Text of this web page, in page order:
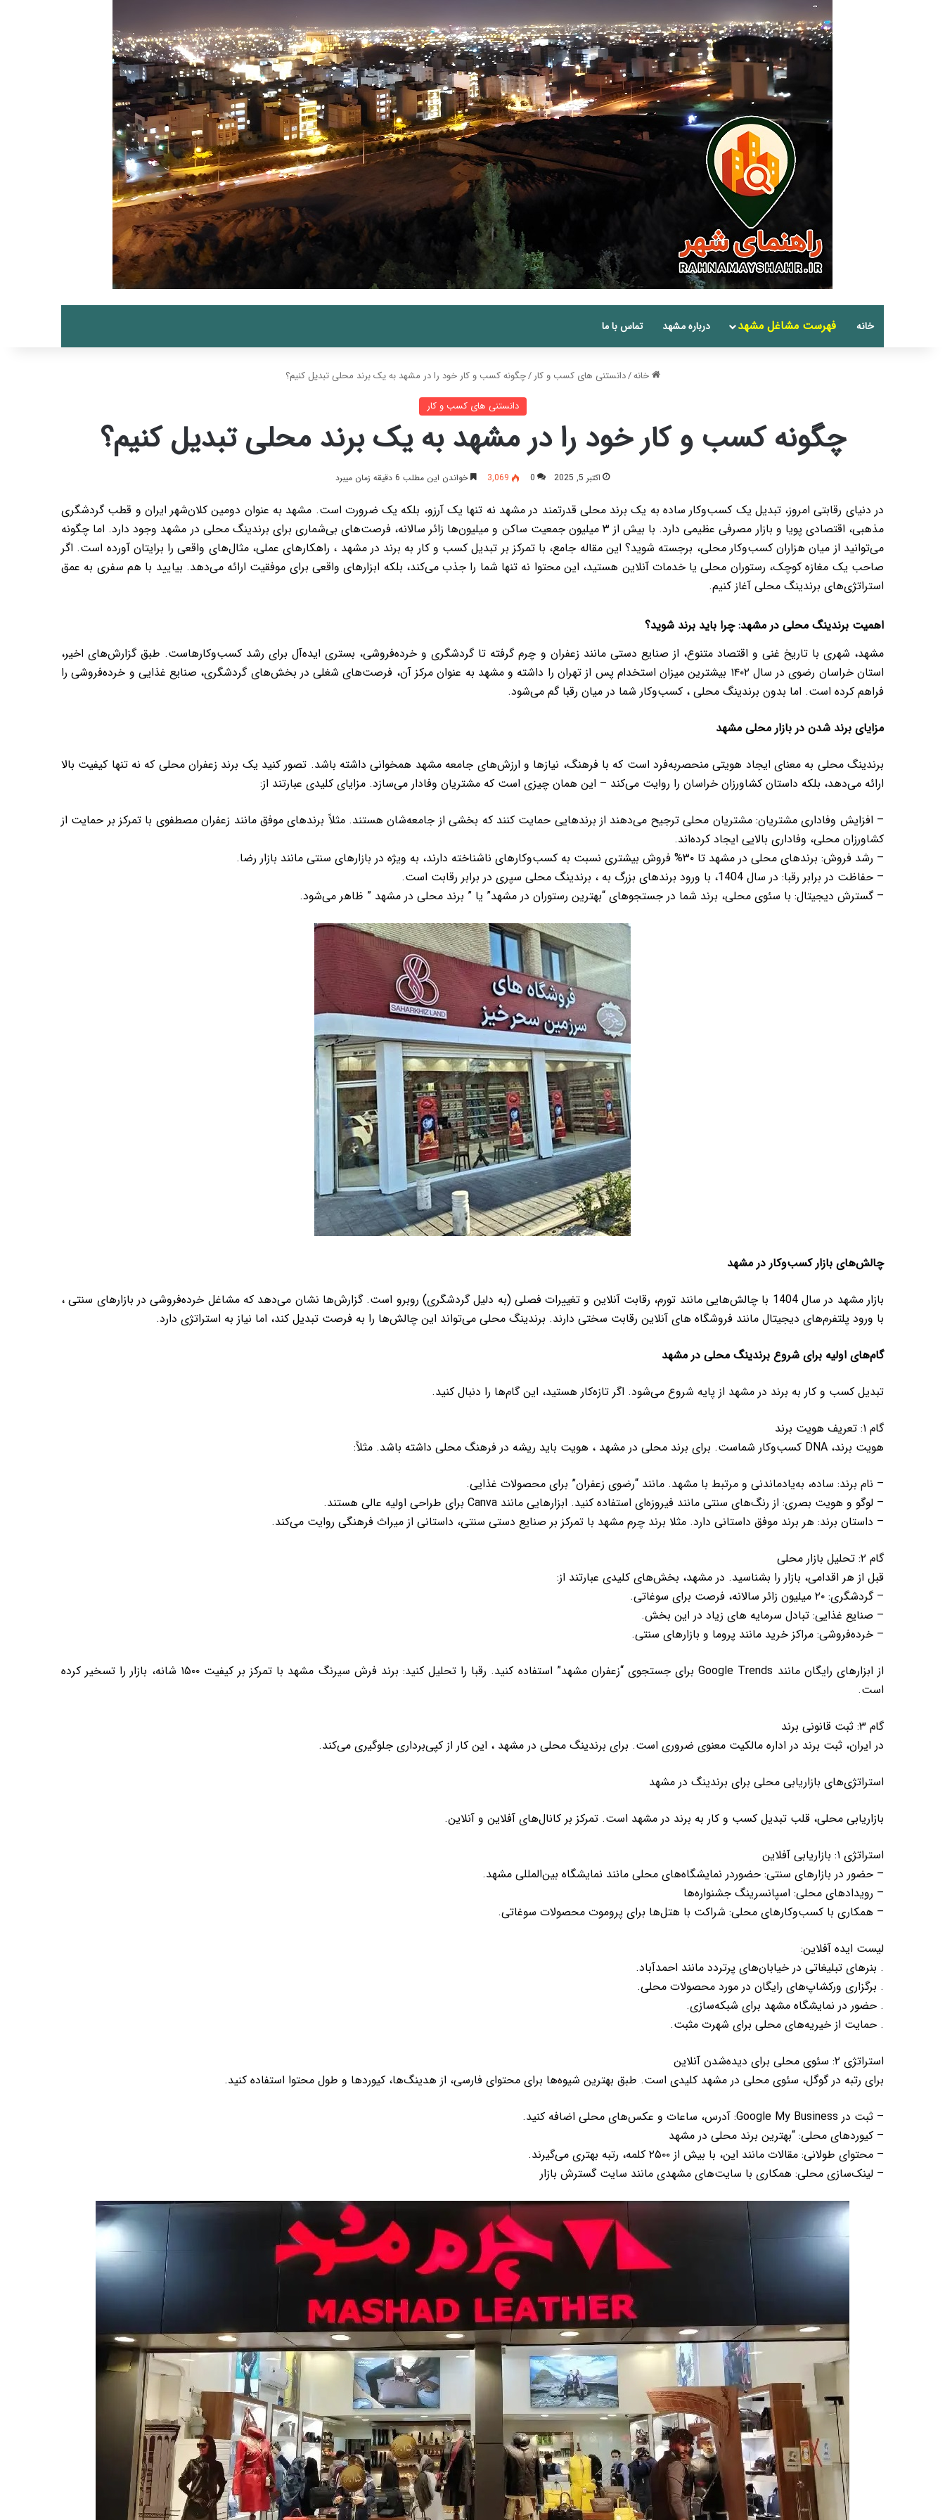
خانه فهرست مشاغل مشهد درباره مشهد تماس با ما
خانه/دانستنی های کسب و کار /چگونه کسب و کار خود را در مشهد به یک برند محلی تبدیل کنیم؟
دانستنی های کسب و کار
چگونه کسب و کار خود را در مشهد به یک برند محلی تبدیل کنیم؟
اکتبر 5, 2025 0
3,069 خواندن این مطلب 6 دقیقه زمان میبرد
در دنیای رقابتی امروز، تبدیل یک کسب‌وکار ساده به یک برند محلی قدرتمند در مشهد نه تنها یک آرزو، بلکه یک ضرورت است. مشهد به عنوان دومین کلان‌شهر ایران و قطب گردشگری
مذهبی، اقتصادی پویا و بازار مصرفی عظیمی دارد. با بیش از ۳ میلیون جمعیت ساکن و میلیون‌ها زائر سالانه، فرصت‌های بی‌شماری برای برندینگ محلی در مشهد وجود دارد. اما چگونه
می‌توانید از میان هزاران کسب‌وکار محلی، برجسته شوید؟ این مقاله جامع، با تمرکز بر تبدیل کسب و کار به برند در مشهد ، راهکارهای عملی، مثال‌های واقعی را برایتان آورده است. اگر
صاحب یک مغازه کوچک، رستوران محلی یا خدمات آنلاین هستید، این محتوا نه تنها شما را جذب می‌کند، بلکه ابزارهای واقعی برای موفقیت ارائه می‌دهد. بیایید با هم سفری به عمق
استراتژی‌های برندینگ محلی آغاز کنیم.
اهمیت برندینگ محلی در مشهد: چرا باید برند شوید؟
مشهد، شهری با تاریخ غنی و اقتصاد متنوع، از صنایع دستی مانند زعفران و چرم گرفته تا گردشگری و خرده‌فروشی، بستری ایده‌آل برای رشد کسب‌وکارهاست. طبق گزارش‌های اخیر،
استان خراسان رضوی در سال ۱۴۰۲ بیشترین میزان استخدام پس از تهران را داشته و مشهد به عنوان مرکز آن، فرصت‌های شغلی در بخش‌های گردشگری، صنایع غذایی و خرده‌فروشی را
فراهم کرده است. اما بدون برندینگ محلی ، کسب‌وکار شما در میان رقبا گم می‌شود.
مزایای برند شدن در بازار محلی مشهد
برندینگ محلی به معنای ایجاد هویتی منحصربه‌فرد است که با فرهنگ، نیازها و ارزش‌های جامعه مشهد همخوانی داشته باشد. تصور کنید یک برند زعفران محلی که نه تنها کیفیت بالا
ارائه می‌دهد، بلکه داستان کشاورزان خراسان را روایت می‌کند – این همان چیزی است که مشتریان وفادار می‌سازد. مزایای کلیدی عبارتند از:
– افزایش وفاداری مشتریان: مشتریان محلی ترجیح می‌دهند از برندهایی حمایت کنند که بخشی از جامعه‌شان هستند. مثلاً برندهای موفق مانند زعفران مصطفوی با تمرکز بر حمایت از
کشاورزان محلی، وفاداری بالایی ایجاد کرده‌اند.
– رشد فروش: برندهای محلی در مشهد تا ۳۰% فروش بیشتری نسبت به کسب‌وکارهای ناشناخته دارند، به ویژه در بازارهای سنتی مانند بازار رضا.
– حفاظت در برابر رقبا: در سال 1404، با ورود برندهای بزرگ به ، برندینگ محلی سپری در برابر رقابت است.
– گسترش دیجیتال: با سئوی محلی، برند شما در جستجوهای “بهترین رستوران در مشهد” یا ” برند محلی در مشهد ” ظاهر می‌شود.
چالش‌های بازار کسب‌وکار در مشهد
بازار مشهد در سال 1404 با چالش‌هایی مانند تورم، رقابت آنلاین و تغییرات فصلی (به دلیل گردشگری) روبرو است. گزارش‌ها نشان می‌دهد که مشاغل خرده‌فروشی در بازارهای سنتی ،
با ورود پلتفرم‌های دیجیتال مانند فروشگاه های آنلاین رقابت سختی دارند. برندینگ محلی می‌تواند این چالش‌ها را به فرصت تبدیل کند، اما نیاز به استراتژی دارد.
گام‌های اولیه برای شروع برندینگ محلی در مشهد
تبدیل کسب و کار به برند در مشهد از پایه شروع می‌شود. اگر تازه‌کار هستید، این گام‌ها را دنبال کنید.
گام ۱: تعریف هویت برند
هویت برند، DNA کسب‌وکار شماست. برای برند محلی در مشهد ، هویت باید ریشه در فرهنگ محلی داشته باشد. مثلاً:
– نام برند: ساده، به‌یادماندنی و مرتبط با مشهد. مانند “رضوی زعفران” برای محصولات غذایی.
– لوگو و هویت بصری: از رنگ‌های سنتی مانند فیروزه‌ای استفاده کنید. ابزارهایی مانند Canva برای طراحی اولیه عالی هستند.
– داستان برند: هر برند موفق داستانی دارد. مثلا برند چرم مشهد با تمرکز بر صنایع دستی سنتی، داستانی از میراث فرهنگی روایت می‌کند.
گام ۲: تحلیل بازار محلی
قبل از هر اقدامی، بازار را بشناسید. در مشهد، بخش‌های کلیدی عبارتند از:
– گردشگری: ۲۰ میلیون زائر سالانه، فرصت برای سوغاتی.
– صنایع غذایی: تبادل سرمایه های زیاد در این بخش.
– خرده‌فروشی: مراکز خرید مانند پروما و بازارهای سنتی.
از ابزارهای رایگان مانند Google Trends برای جستجوی “زعفران مشهد” استفاده کنید. رقبا را تحلیل کنید: برند فرش سیرنگ مشهد با تمرکز بر کیفیت ۱۵۰۰ شانه، بازار را تسخیر کرده
است.
گام ۳: ثبت قانونی برند
در ایران، ثبت برند در اداره مالکیت معنوی ضروری است. برای برندینگ محلی در مشهد ، این کار از کپی‌برداری جلوگیری می‌کند.
استراتژی‌های بازاریابی محلی برای برندینگ در مشهد
بازاریابی محلی، قلب تبدیل کسب و کار به برند در مشهد است. تمرکز بر کانال‌های آفلاین و آنلاین.
استراتژی ۱: بازاریابی آفلاین
– حضور در بازارهای سنتی: حضوردر نمایشگاه‌های محلی مانند نمایشگاه بین‌المللی مشهد.
– رویدادهای محلی: اسپانسرینگ جشنواره‌ها
– همکاری با کسب‌وکارهای محلی: شراکت با هتل‌ها برای پروموت محصولات سوغاتی.
لیست ایده آفلاین:
. بنرهای تبلیغاتی در خیابان‌های پرتردد مانند احمدآباد.
. برگزاری ورکشاپ‌های رایگان در مورد محصولات محلی.
. حضور در نمایشگاه مشهد برای شبکه‌سازی.
. حمایت از خیریه‌های محلی برای شهرت مثبت.
استراتژی ۲: سئوی محلی برای دیده‌شدن آنلاین
برای رتبه در گوگل، سئوی محلی در مشهد کلیدی است. طبق بهترین شیوه‌ها برای محتوای فارسی، از هدینگ‌ها، کیوردها و طول محتوا استفاده کنید.
– ثبت در Google My Business: آدرس، ساعات و عکس‌های محلی اضافه کنید.
– کیوردهای محلی: “بهترین برند محلی در مشهد
– محتوای طولانی: مقالات مانند این، با بیش از ۲۵۰۰ کلمه، رتبه بهتری می‌گیرند.
– لینک‌سازی محلی: همکاری با سایت‌های مشهدی مانند سایت گسترش بازار